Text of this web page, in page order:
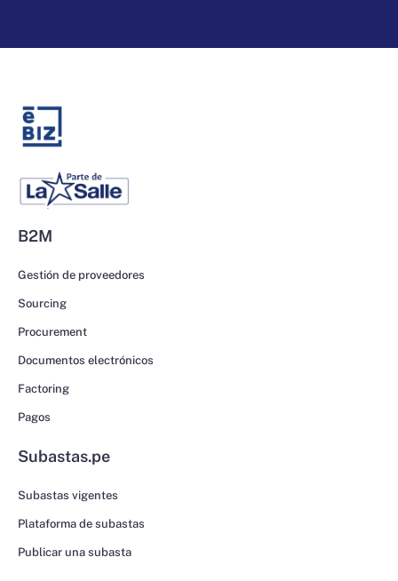
B2M
Gestión de proveedores
Sourcing
Procurement
Documentos electrónicos
Factoring
Pagos
Subastas.pe
Subastas vigentes
Plataforma de subastas
Publicar una subasta